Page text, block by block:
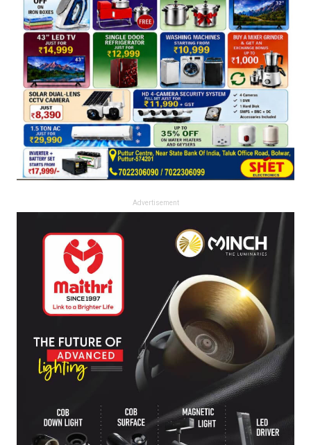
Advertisement